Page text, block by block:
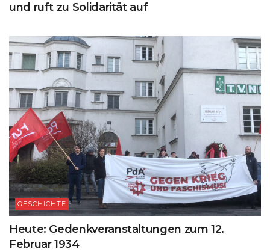
und ruft zu Solidarität auf
GESCHICHTE
Heute: Gedenkveranstaltungen zum 12.
Februar 1934